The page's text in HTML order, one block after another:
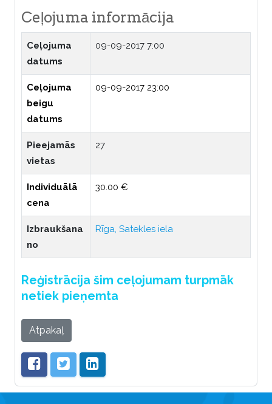
Ceļojuma informācija
Ceļojuma
datums
09-09-2017 7:00
Ceļojuma
beigu
datums
09-09-2017 23:00
Pieejamās
vietas
27
Individuālā
cena
30.00 €
Izbraukšana
no
Rīga, Satekles iela
Reģistrācija šim ceļojumam turpmāk
netiek pieņemta
Atpakaļ